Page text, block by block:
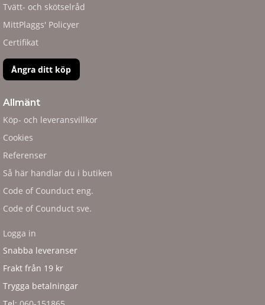
Tvätt- och skötselråd
MittPlaggs' Policyer
Certifikat
Ångra ditt köp
Allmänt
Köp- och leveransvillkor
Cookies
Referenser
Så här handlar du i butiken
Code of Counduct eng.
Code of Counduct sve.
Logga in
Snabba leveranser
Frakt från 19 kr
Trygga betalningar